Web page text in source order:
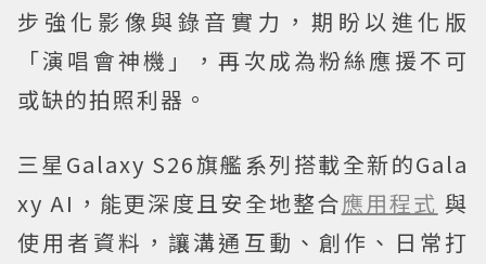
步強化影像與錄音實力，期盼以進化版
「演唱會神機」，再次成為粉絲應援不可
或缺的拍照利器。
三星Galaxy S26旗艦系列搭載全新的Gala
xy AI，能更深度且安全地整合應用程式 與
使用者資料，讓溝通互動、創作、日常打